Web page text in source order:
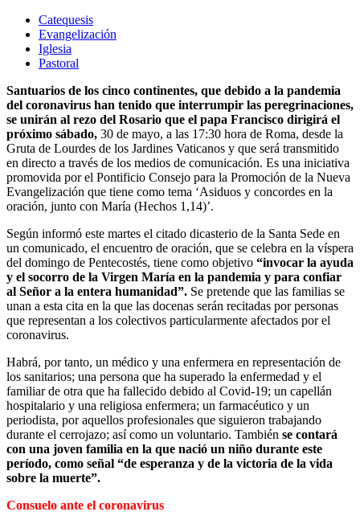
Catequesis
Evangelización
Iglesia
Pastoral
Santuarios de los cinco continentes, que debido a la pandemia
del coronavirus han tenido que interrumpir las peregrinaciones,
se unirán al rezo del Rosario que el papa Francisco dirigirá el
próximo sábado, 30 de mayo, a las 17:30 hora de Roma, desde la
Gruta de Lourdes de los Jardines Vaticanos y que será transmitido
en directo a través de los medios de comunicación. Es una iniciativa
promovida por el Pontificio Consejo para la Promoción de la Nueva
Evangelización que tiene como tema ‘Asiduos y concordes en la
oración, junto con María (Hechos 1,14)’.
Según informó este martes el citado dicasterio de la Santa Sede en
un comunicado, el encuentro de oración, que se celebra en la víspera
del domingo de Pentecostés, tiene como objetivo “invocar la ayuda
y el socorro de la Virgen María en la pandemia y para confiar
al Señor a la entera humanidad”. Se pretende que las familias se
unan a esta cita en la que las docenas serán recitadas por personas
que representan a los colectivos particularmente afectados por el
coronavirus.
Habrá, por tanto, un médico y una enfermera en representación de
los sanitarios; una persona que ha superado la enfermedad y el
familiar de otra que ha fallecido debido al Covid-19; un capellán
hospitalario y una religiosa enfermera; un farmacéutico y un
periodista, por aquellos profesionales que siguieron trabajando
durante el cerrojazo; así como un voluntario. También se contará
con una joven familia en la que nació un niño durante este
período, como señal “de esperanza y de la victoria de la vida
sobre la muerte”.
Consuelo ante el coronavirus